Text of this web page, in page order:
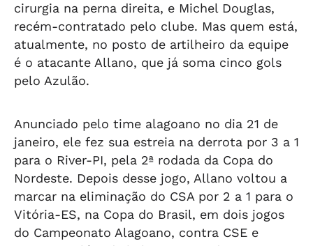
cirurgia na perna direita, e Michel Douglas,
recém-contratado pelo clube. Mas quem está,
atualmente, no posto de artilheiro da equipe
é o atacante Allano, que já soma cinco gols
pelo Azulão.
Anunciado pelo time alagoano no dia 21 de
janeiro, ele fez sua estreia na derrota por 3 a 1
para o River-PI, pela 2ª rodada da Copa do
Nordeste. Depois desse jogo, Allano voltou a
marcar na eliminação do CSA por 2 a 1 para o
Vitória-ES, na Copa do Brasil, em dois jogos
do Campeonato Alagoano, contra CSE e